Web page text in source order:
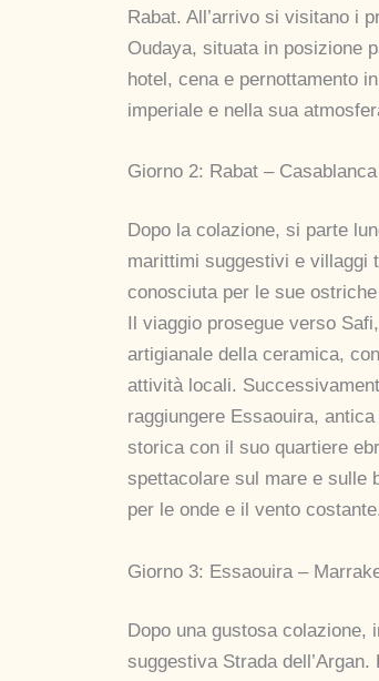
Rabat. All’arrivo si visitano i
Oudaya, situata in posizione
hotel, cena e pernottamento
imperiale e nella sua
Giorno 2: Rabat –
Dopo la colazione, si parte
marittimi suggestivi e villaggi
conosciuta per le sue
Il viaggio prosegue verso
artigianale della ceramica,
attività locali.
raggiungere Essaouira,
storica con il suo quartiere
spettacolare sul mare e sulle
per le onde e il vento
Giorno 3: Essaouira –
Dopo una gustosa colazione,
suggestiva Strada